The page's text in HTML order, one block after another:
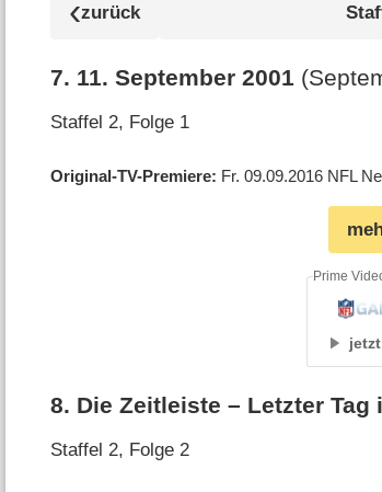
7. 11. September 2001
Staffel 2, Folge 1
Original-TV-Premiere Fr. 09.09.2016 NFL
Prime
8. Die Zeitleiste – Letzter Tag
Staffel 2, Folge 2